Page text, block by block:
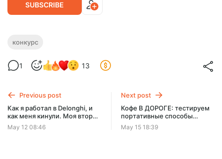
SUBSCRIBE
Что разыгрываем в мае?
Голосуем за то, что разыграем в мае: Kitfort KT-705, Kitfort
KT-720 или портативную кофеварку Timemore Nutti с
Любитель кофе
конкурс
1 13
Previous post
Как я работал в Delonghi, и
как меня кинули. Моя вторая
кофемашина
May 12 08:46
Next post
Кофе В ДОРОГЕ: тестируем
портативные способы
приготовления. Часть 1
May 15 18:39